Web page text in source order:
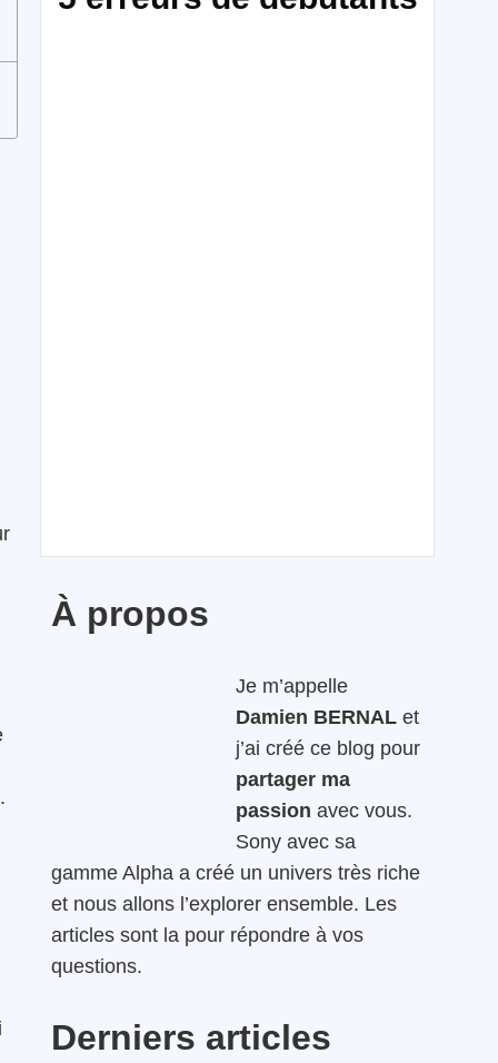
À propos
Je m’appelle
Damien BERNAL et
j’ai créé ce blog pour
partager ma
passion avec vous.
Sony avec sa
gamme Alpha a créé un univers très riche
et nous allons l’explorer ensemble. Les
articles sont la pour répondre à vos
questions.
Derniers articles